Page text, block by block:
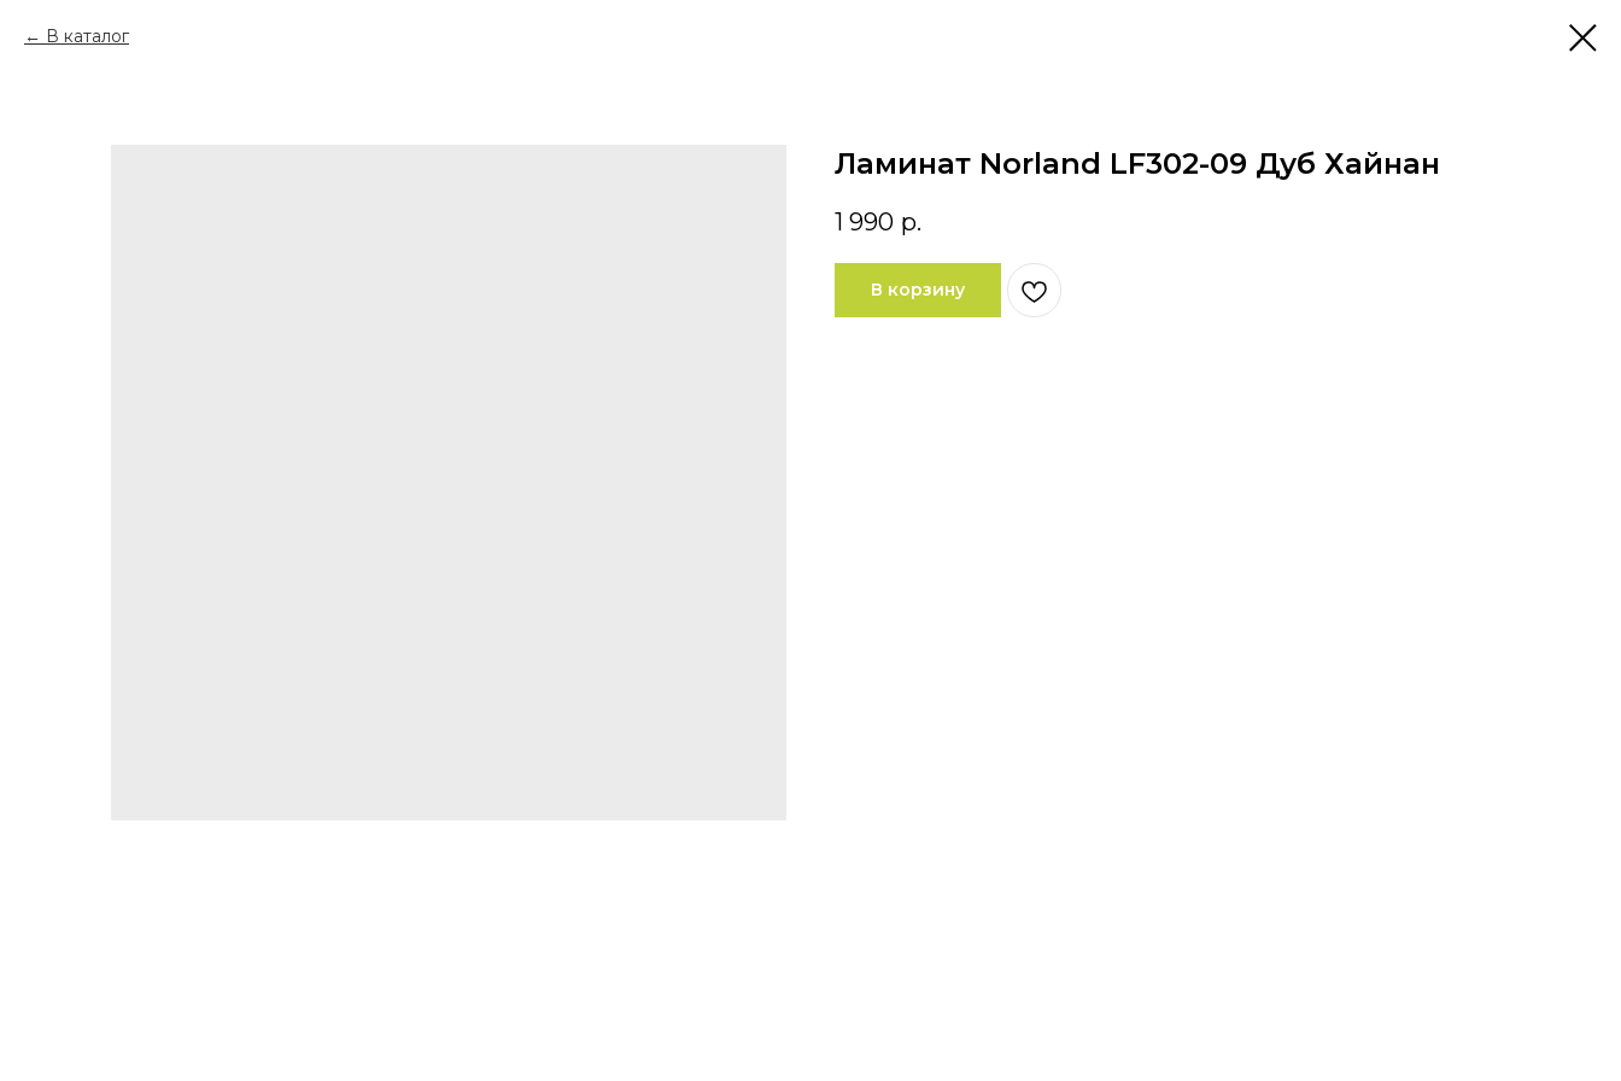
В каталог
Ламинат Norland LF302-09 Дуб Хайнан
1 990 р.
В корзину